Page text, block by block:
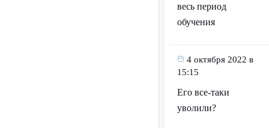
весь период
обучения
4 октября 2022 в
15:15
Его все-таки
уволили?